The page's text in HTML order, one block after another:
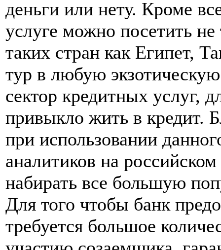
деньги или нету. Кроме
услуге можно посетить
таких стран как Египет,
тур в любую
сектор кредитных услуг,
привыкло жить в кредит.
при использовании
аналитиков на
набирать все большую
Для того чтобы банк
требуется большое